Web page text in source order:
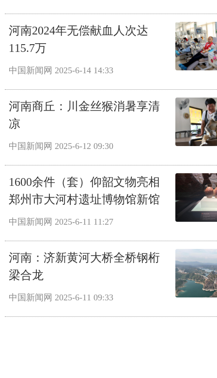
河南2024年无偿献血人次达
115.7万
中国新闻网 2025-6-14 14:33
河南商丘：川金丝猴消暑享清
凉
中国新闻网 2025-6-12 09:30
1600余件（套）仰韶文物亮相
郑州市大河村遗址博物馆新馆
中国新闻网 2025-6-11 11:27
河南：济新黄河大桥全桥钢桁
梁合龙
中国新闻网 2025-6-11 09:33